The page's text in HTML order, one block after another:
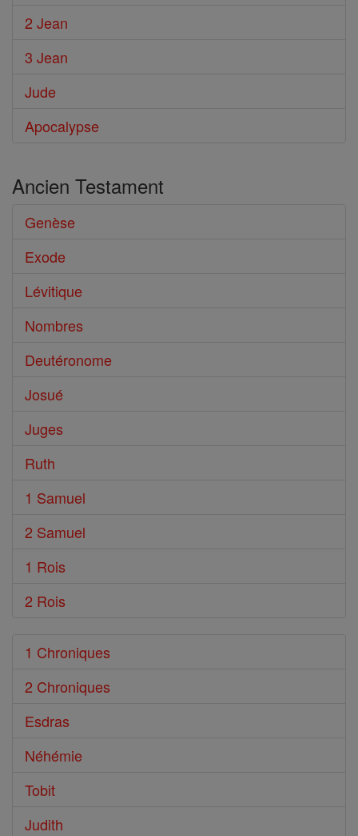
2 Jean
3 Jean
Jude
Apocalypse
Ancien Testament
Genèse
Exode
Lévitique
Nombres
Deutéronome
Josué
Juges
Ruth
1 Samuel
2 Samuel
1 Rois
2 Rois
1 Chroniques
2 Chroniques
Esdras
Néhémie
Tobit
Judith